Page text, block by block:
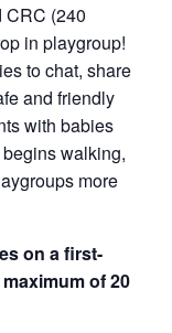
CRC (240
in playgroup!
to chat, share
and friendly
with babies
walking,
more
on a first-
maximum of 20